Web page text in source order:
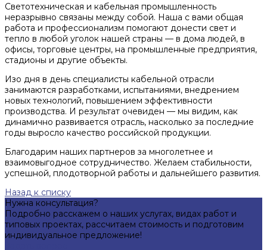
Светотехническая и кабельная промышленность
неразрывно связаны между собой. Наша с вами общая
работа и профессионализм помогают донести свет и
тепло в любой уголок нашей страны — в дома людей, в
офисы, торговые центры, на промышленные предприятия,
стадионы и другие объекты.
Изо дня в день специалисты кабельной отрасли
занимаются разработками, испытаниями, внедрением
новых технологий, повышением эффективности
производства. И результат очевиден — мы видим, как
динамично развивается отрасль, насколько за последние
годы выросло качество российской продукции.
Благодарим наших партнеров за многолетнее и
взаимовыгодное сотрудничество. Желаем стабильности,
успешной, плодотворной работы и дальнейшего развития.
Назад к списку
Нужна консультация?
Подробно расскажем о наших услугах, видах работ и
типовых проектах, рассчитаем стоимость и подготовим
индивидуальное предложение!